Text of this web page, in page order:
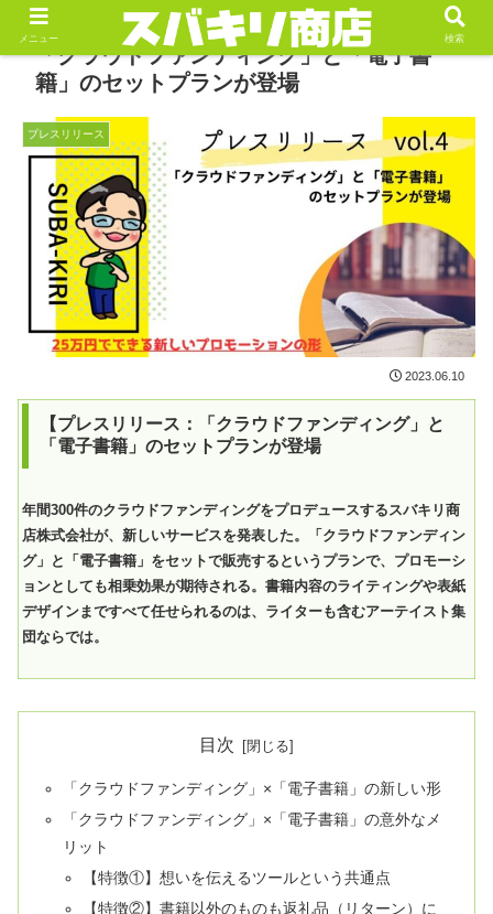
「クラウドファンディング」と「電子書
籍」のセットプランが登場
プレスリリース
2023.06.10
【プレスリリース：「クラウドファンディング」と
「電子書籍」のセットプランが登場
年間300件のクラウドファンディングをプロデュースするスバキリ商
店株式会社が、新しいサービスを発表した。「クラウドファンディン
グ」と「電子書籍」をセットで販売するというプランで、プロモーシ
ョンとしても相乗効果が期待される。書籍内容のライティングや表紙
デザインまですべて任せられるのは、ライターも含むアーテイスト集
団ならでは。
目次
「クラウドファンディング」×「電子書籍」の新しい形
「クラウドファンディング」×「電子書籍」の意外なメ
リット
【特徴①】想いを伝えるツールという共通点
【特徴②】書籍以外のものも返礼品（リターン）に
メニュー 検索